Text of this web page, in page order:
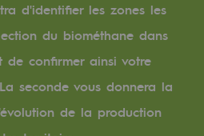
et procédés durables
d'identifier les zones les
du biométhane dans
de confirmer ainsi votre
seconde vous donnera la
de la production